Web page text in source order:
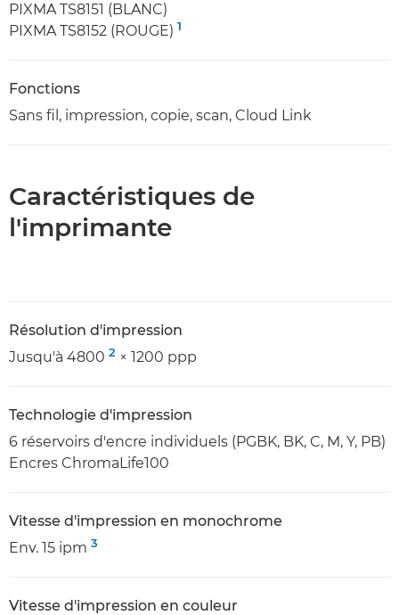
PIXMA TS8151 (BLANC)
PIXMA TS8152 (ROUGE) 1
Fonctions
Sans fil, impression, copie, scan, Cloud Link
Caractéristiques de
l'imprimante
Résolution d'impression
Jusqu'à 4800 2 × 1200 ppp
Technologie d'impression
6 réservoirs d'encre individuels (PGBK, BK, C, M, Y, PB)
Encres ChromaLife100
Vitesse d'impression en monochrome
Env. 15 ipm 3
Vitesse d'impression en couleur